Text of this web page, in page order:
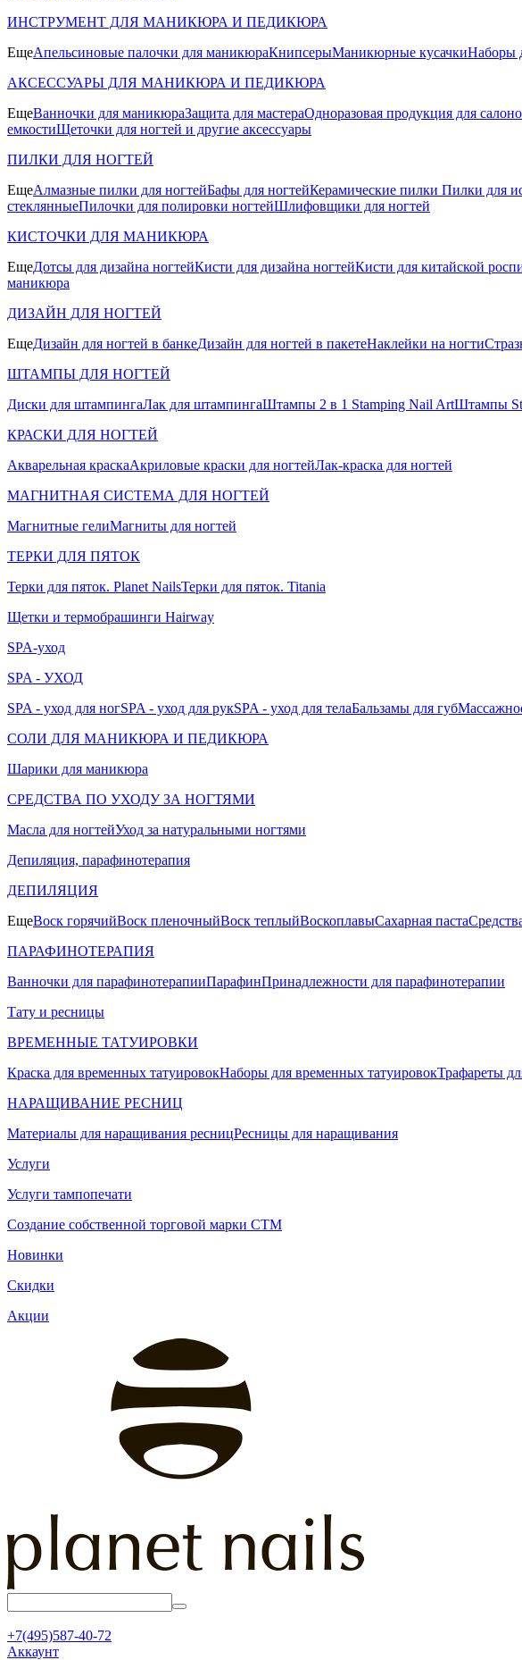
ИНСТРУМЕНТ ДЛЯ МАНИКЮРА И ПЕДИКЮРА
ЕщеАпельсиновые палочки для маникюраКнипсерыМаникюрные кусачкиНаборы
АКСЕССУАРЫ ДЛЯ МАНИКЮРА И ПЕДИКЮРА
ЕщеВанночки для маникюраЗащита для мастераОдноразовая продукция для
емкостиЩеточки для ногтей и другие аксессуары
ПИЛКИ ДЛЯ НОГТЕЙ
ЕщеАлмазные пилки для ногтейБафы для ногтейКерамические пилки Пилки для
стеклянныеПилочки для полировки ногтейШлифовщики для ногтей
КИСТОЧКИ ДЛЯ МАНИКЮРА
ЕщеДотсы для дизайна ногтейКисти для дизайна ногтейКисти для китайской
маникюра
ДИЗАЙН ДЛЯ НОГТЕЙ
ЕщеДизайн для ногтей в банкеДизайн для ногтей в пакетеНаклейки на ногти
ШТАМПЫ ДЛЯ НОГТЕЙ
Диски для штампингаЛак для штампингаШтампы 2 в 1 Stamping Nail ArtШтампы
КРАСКИ ДЛЯ НОГТЕЙ
Акварельная краскаАкриловые краски для ногтейЛак-краска для ногтей
МАГНИТНАЯ СИСТЕМА ДЛЯ НОГТЕЙ
Магнитные гелиМагниты для ногтей
ТЕРКИ ДЛЯ ПЯТОК
Терки для пяток. Planet NailsТерки для пяток. Titania
Щетки и термобрашинги Hairway
SPA-уход
SPA - УХОД
SPA - уход для ногSPA - уход для рукSPA - уход для телаБальзамы для губ
СОЛИ ДЛЯ МАНИКЮРА И ПЕДИКЮРА
Шарики для маникюра
СРЕДСТВА ПО УХОДУ ЗА НОГТЯМИ
Масла для ногтейУход за натуральными ногтями
Депиляция, парафинотерапия
ДЕПИЛЯЦИЯ
ЕщеВоск горячийВоск пленочныйВоск теплыйВоскоплавыСахарная паста
ПАРАФИНОТЕРАПИЯ
Ванночки для парафинотерапииПарафинПринадлежности для парафинотерапии
Тату и ресницы
ВРЕМЕННЫЕ ТАТУИРОВКИ
Краска для временных татуировокНаборы для временных татуировокТрафареты
НАРАЩИВАНИЕ РЕСНИЦ
Материалы для наращивания ресницРесницы для наращивания
Услуги
Услуги тампопечати
Создание собственной торговой марки СТМ
Новинки
Скидки
Акции
+7(495)587-40-72
Аккаунт